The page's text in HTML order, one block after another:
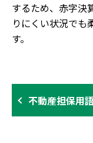
するため、赤字決
りにくい状況でも
す。
不動産担保用